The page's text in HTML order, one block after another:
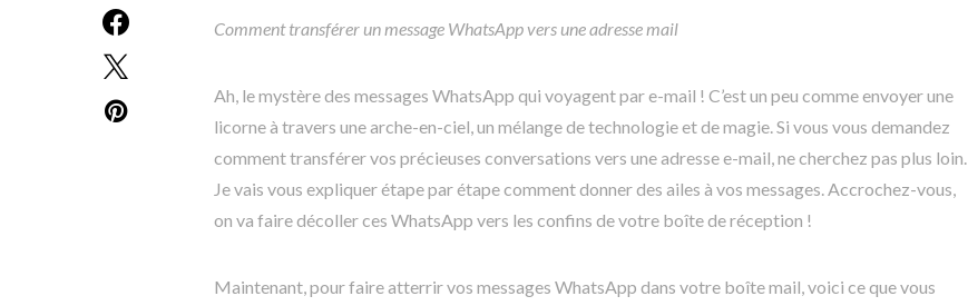
Comment transférer un message WhatsApp vers une adresse mail
Ah, le mystère des messages WhatsApp qui voyagent par e-mail ! C’est un peu comme envoyer une
licorne à travers une arche-en-ciel, un mélange de technologie et de magie. Si vous vous demandez
comment transférer vos précieuses conversations vers une adresse e-mail, ne cherchez pas plus loin.
Je vais vous expliquer étape par étape comment donner des ailes à vos messages. Accrochez-vous,
on va faire décoller ces WhatsApp vers les confins de votre boîte de réception !
Maintenant, pour faire atterrir vos messages WhatsApp dans votre boîte mail, voici ce que vous